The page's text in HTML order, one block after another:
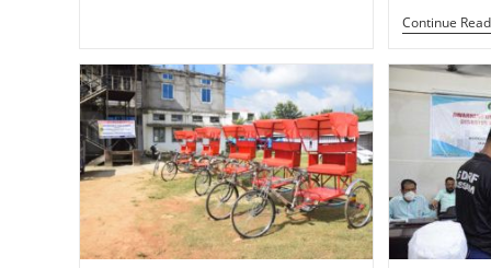
Continue